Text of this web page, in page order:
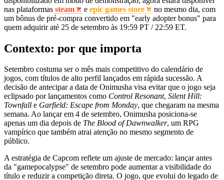
nas plataformas steam e epic games store
no mesmo dia, com
um bônus de pré‑compra convertido em "early adopter bonus" para
quem adquirir até 25 de setembro às 19:59 PT / 22:59 ET.
Contexto: por que importa
Setembro costuma ser o mês mais competitivo do calendário de
jogos, com títulos de alto perfil lançados em rápida sucessão. A
decisão de antecipar a data de Onimusha visa evitar que o jogo seja
eclipsado por lançamentos como Control Resonant, Silent Hill:
Townfall e Garfield: Escape from Monday, que chegaram na mesma
semana. Ao lançar em 4 de setembro, Onimusha posiciona-se
apenas um dia depois de The Blood of Dawnwalker, um RPG
vampírico que também atrai atenção no mesmo segmento de
público.
A estratégia de Capcom reflete um ajuste de mercado: lançar antes
da "gamepocalypse" de setembro pode aumentar a visibilidade do
título e reduzir a competição direta. O jogo, que evolui do legado de